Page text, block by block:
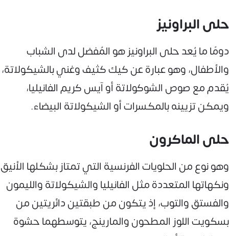
حلى البراونيز
دومًا ما يُعد حلى البراونيز هو المُفضل لدى الشباب
والأطفال، وهو عبارة عن كيك كثيف وغني بالشيكولاتة،
يُقدم مع صوص الشوكولاتة أو آيس كريم الفانيليا،
ويمكن تزيينه بالمكسرات أو الشيكولاتة البيضاء.
حلى الماكرون
وهو نوع من الحلويات الفرنسية التي تمتاز بشكلها الأنيق
ونكهاتها المتعددة مثل الفانيليا والشيكولاتة والليمون
والفستق والتوب، إذ يتكون من طبقتين دائريتين من
بسكويت اللوز المطحون والمارينج، يتوسطهما حشوة